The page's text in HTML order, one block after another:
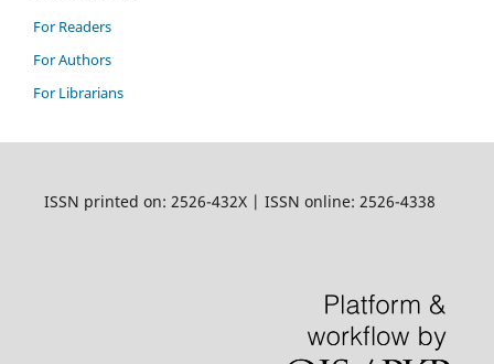
For Readers
For Authors
For Librarians
ISSN printed on: 2526-432X | ISSN online: 2526-4338